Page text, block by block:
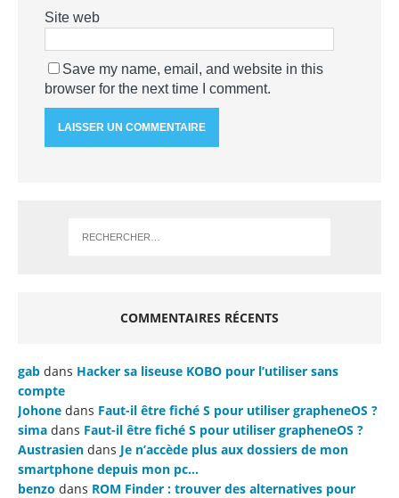
Site web
Save my name, email, and website in this
browser for the next time I comment.
COMMENTAIRES RÉCENTS
gab dans Hacker sa liseuse KOBO pour l’utiliser sans
compte
Johone dans Faut-il être fiché S pour utiliser grapheneOS ?
sima dans Faut-il être fiché S pour utiliser grapheneOS ?
Austrasien dans Je n’accède plus aux dossiers de mon
smartphone depuis mon pc…
benzo dans ROM Finder : trouver des alternatives pour